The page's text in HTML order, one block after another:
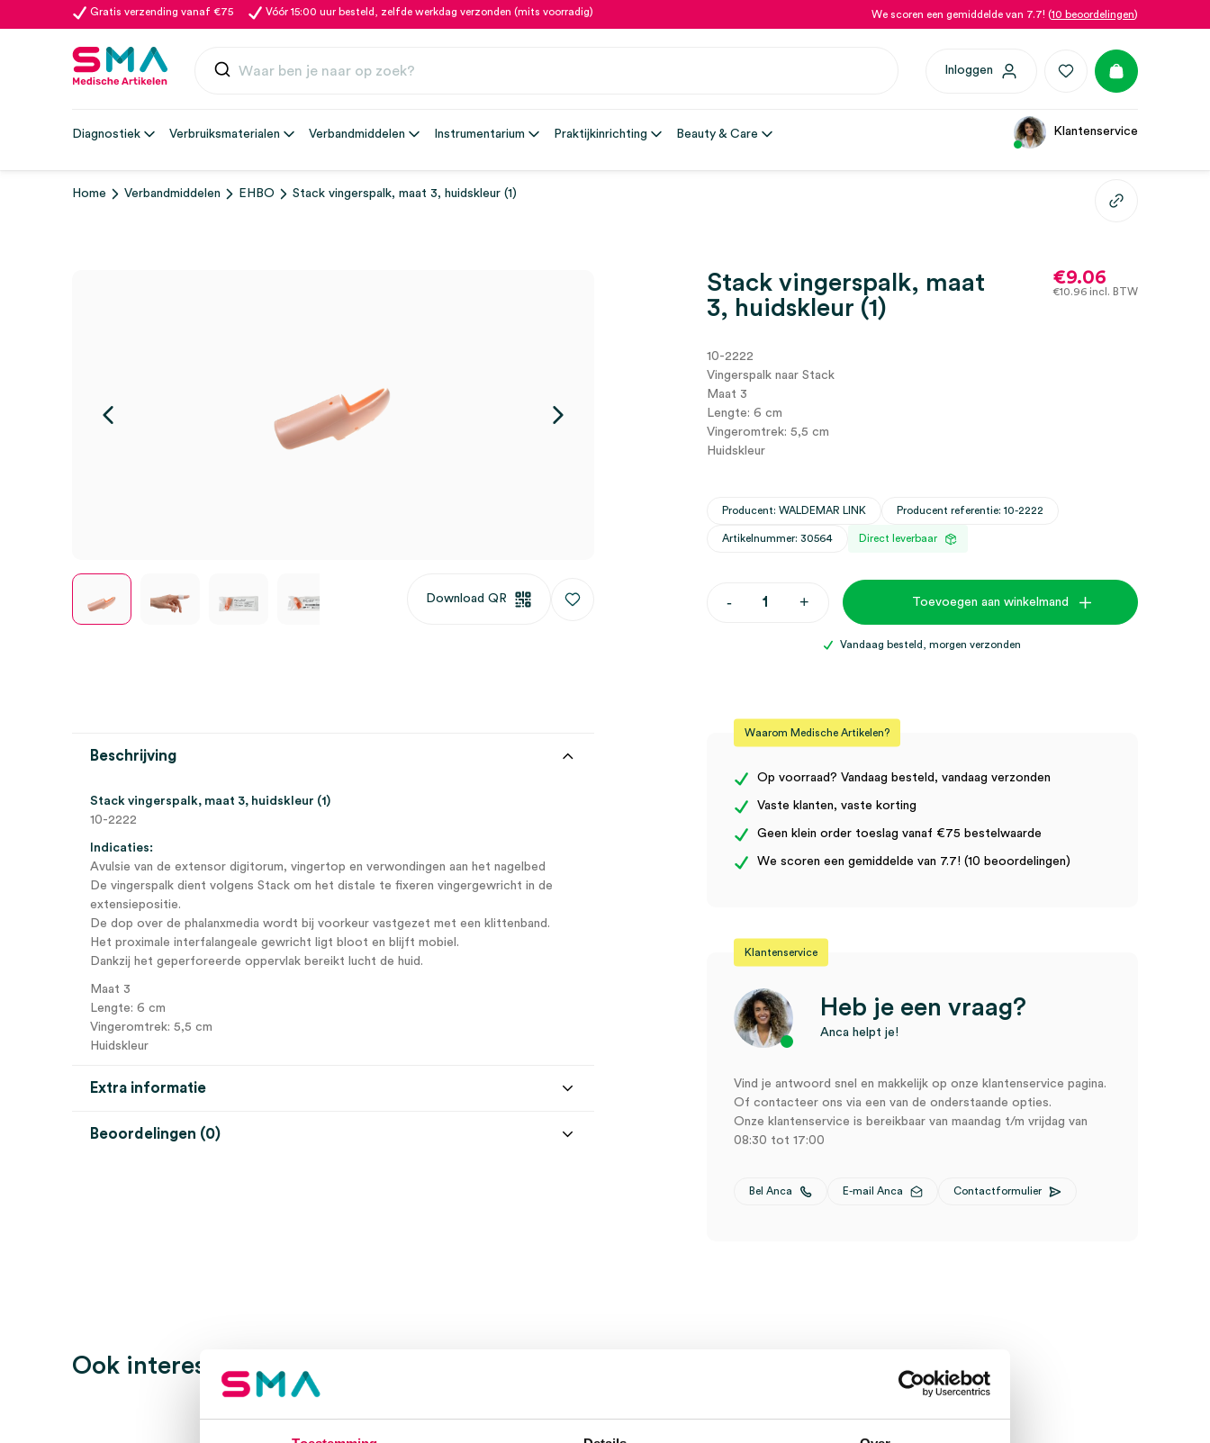
Gratis verzending vanaf €75 Vóór 15:00 uur besteld, zelfde werkdag verzonden (mits voorradig) We scoren een gemiddelde van 7.7! (10 beoordelingen)
Inloggen
Diagnostiek Verbruiksmaterialen Verbandmiddelen Instrumentarium Praktijkinrichting Beauty & Care Klantenservice
Home Verbandmiddelen EHBO Stack vingerspalk, maat 3, huidskleur (1)
Download QR
Stack vingerspalk, maat
3, huidskleur (1)
€9.06
€10.96 incl. BTW
10-2222
Vingerspalk naar Stack
Maat 3
Lengte: 6 cm
Vingeromtrek: 5,5 cm
Huidskleur
Producent: WALDEMAR LINK Producent referentie: 10-2222
Artikelnummer: 30564 Direct leverbaar
- + Toevoegen aan winkelmand
Vandaag besteld, morgen verzonden
Beschrijving
Stack vingerspalk, maat 3, huidskleur (1)
10-2222
Indicaties:
Avulsie van de extensor digitorum, vingertop en verwondingen aan het nagelbed
De vingerspalk dient volgens Stack om het distale te fixeren vingergewricht in de
extensiepositie.
De dop over de phalanxmedia wordt bij voorkeur vastgezet met een klittenband.
Het proximale interfalangeale gewricht ligt bloot en blijft mobiel.
Dankzij het geperforeerde oppervlak bereikt lucht de huid.
Maat 3
Lengte: 6 cm
Vingeromtrek: 5,5 cm
Huidskleur
Extra informatie
Beoordelingen (0)
Waarom Medische Artikelen?
Op voorraad? Vandaag besteld, vandaag verzonden
Vaste klanten, vaste korting
Geen klein order toeslag vanaf €75 bestelwaarde
We scoren een gemiddelde van 7.7! (10 beoordelingen)
Klantenservice
Heb je een vraag?
Anca helpt je!
Vind je antwoord snel en makkelijk op onze klantenservice pagina.
Of contacteer ons via een van de onderstaande opties.
Onze klantenservice is bereikbaar van maandag t/m vrijdag van
08:30 tot 17:00
Bel Anca E-mail Anca Contactformulier
Ook interessant